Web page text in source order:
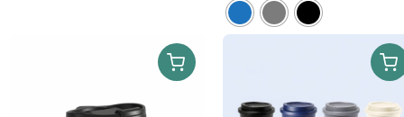
product